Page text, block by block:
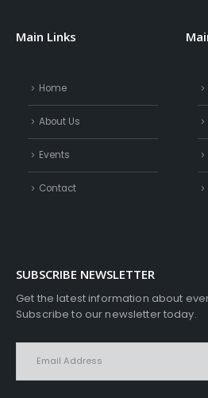
Main Links
Home
About Us
Events
Contact
SUBSCRIBE NEWSLETTER
Get the latest information about
Subscribe to our newsletter today.